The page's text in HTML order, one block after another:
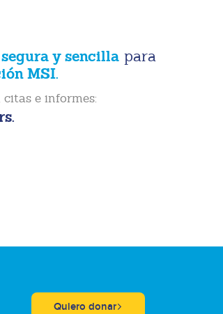
y sencillapara
MSI.
e informes:
Quiero donar